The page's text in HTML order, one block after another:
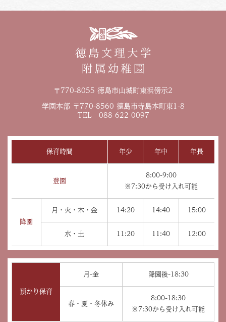
〒770-8055 徳島市山城町東浜傍示2
学園本部 〒770-8560 徳島市寺島本町東1-8
TEL 088-622-0097
保育時間 年少 年中 年長
登園
8:00-9:00
※7:30から受け入れ可能
降園
月・火・木・金 14:20 14:40 15:00
水・土 11:20 11:40 12:00
預かり保育
月-金 降園後-18:30
春・夏・冬休み
8:00-18:30
※7:30から受け入れ可能